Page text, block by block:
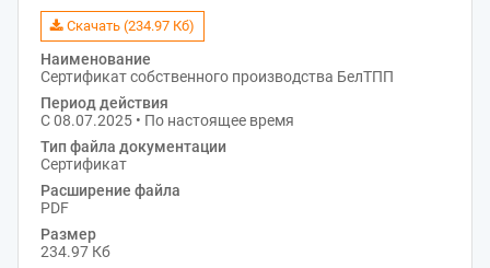
Скачать (234.97 Кб)
Наименование
Сертификат собственного производства БелТПП
Период действия
С 08.07.2025 • По настоящее время
Тип файла документации
Сертификат
Расширение файла
PDF
Размер
234.97 Кб